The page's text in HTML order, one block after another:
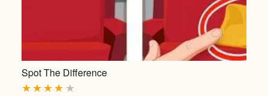
Spot The Difference
★
★
★
★
★